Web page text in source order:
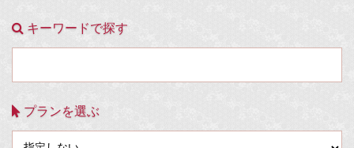
キーワードで探す
プランを選ぶ